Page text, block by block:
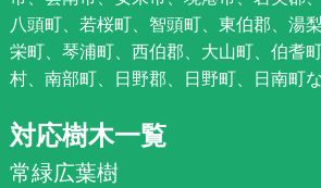
八頭町、若桜町、智頭町、東伯郡、湯
栄町、琴浦町、西伯郡、大山町、伯耆
村、南部町、日野郡、日野町、日南町
対応樹木一覧
常緑広葉樹